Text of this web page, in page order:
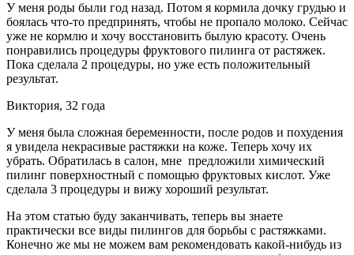
У меня роды были год назад. Потом я кормила дочку грудью и
боялась что-то предпринять, чтобы не пропало молоко. Сейчас
уже не кормлю и хочу восстановить былую красоту. Очень
понравились процедуры фруктового пилинга от растяжек.
Пока сделала 2 процедуры, но уже есть положительный
результат.
Виктория, 32 года
У меня была сложная беременности, после родов и похудения
я увидела некрасивые растяжки на коже. Теперь хочу их
убрать. Обратилась в салон, мне предложили химический
пилинг поверхностный с помощью фруктовых кислот. Уже
сделала 3 процедуры и вижу хороший результат.
На этом статью буду заканчивать, теперь вы знаете
практически все виды пилингов для борьбы с растяжками.
Конечно же мы не можем вам рекомендовать какой-нибудь из